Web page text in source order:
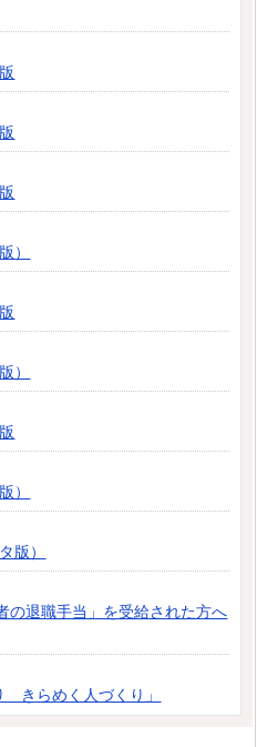
）
）
）
版）
の退職手当」を受給された方へ
きらめく人づくり」